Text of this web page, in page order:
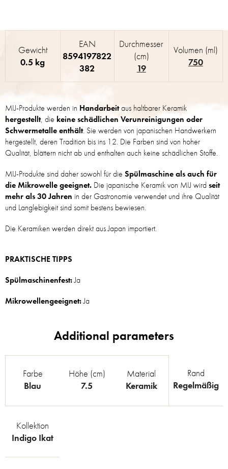
MIJ-Produkte werden in Handarbeitaus haltbarer Keramik
hergestellt, die keine schädlichen Verunreinigungen oder
Schwermetalle enthält. Sie werden von japanischen Handwerkern
hergestellt, deren Tradition bis ins 12. Die Farben sind von hoher
Qualität, blättern nicht ab und enthalten auch keine schädlichen Stoffe.
MIJ-Produkte sind daher sowohl für die Spülmaschine als auch für
die Mikrowelle geeignet. Die japanische Keramik von MIJ wirdseit
mehr als 30 Jahren in der Gastronomie verwendet und ihre Qualität
und Langlebigkeit sind somit bestens bewiesen.
Die Keramiken werden direkt aus Japan importiert.
PRAKTISCHE TIPPS
Spülmaschinenfest:Ja
Mikrowellengeeignet:Ja
Gewicht
0.5 kg
EAN
8594197822
382
Durchmesser
(cm)
19
Volumen (ml)
750
Farbe
Blau
Höhe (cm)
7.5
Material
Keramik
Rand
Regelmäßig
Kollektion
Indigo Ikat